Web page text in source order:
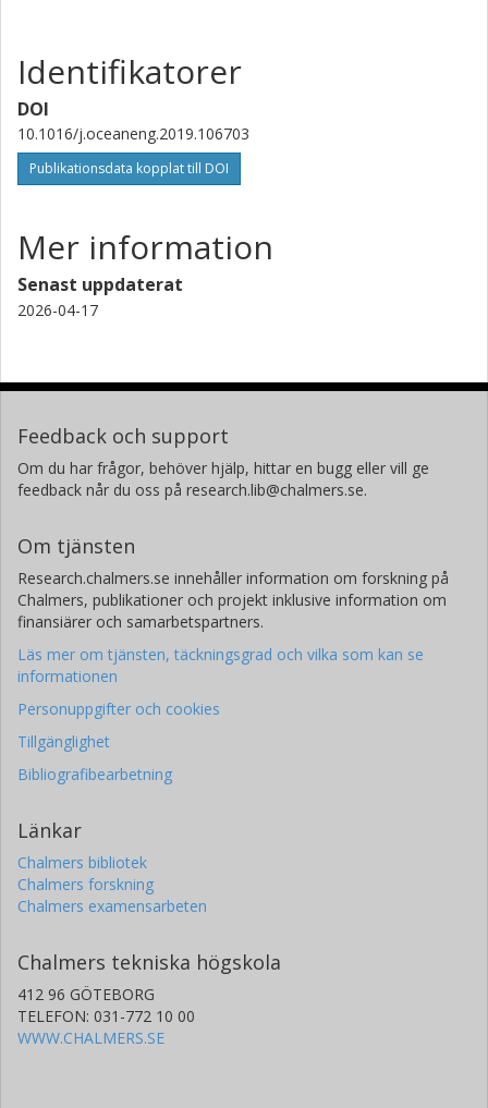
Identifikatorer
DOI
10.1016/j.oceaneng.2019.106703
Publikationsdata kopplat till DOI
Mer information
Senast uppdaterat
2026-04-17
Feedback och support
Om du har frågor, behöver hjälp, hittar en bugg eller vill ge
feedback når du oss på research.lib@chalmers.se.
Om tjänsten
Research.chalmers.se innehåller information om forskning på
Chalmers, publikationer och projekt inklusive information om
finansiärer och samarbetspartners.
Läs mer om tjänsten, täckningsgrad och vilka som kan se
informationen
Personuppgifter och cookies
Tillgänglighet
Bibliografibearbetning
Länkar
Chalmers bibliotek
Chalmers forskning
Chalmers examensarbeten
Chalmers tekniska högskola
412 96 GÖTEBORG
TELEFON: 031-772 10 00
WWW.CHALMERS.SE